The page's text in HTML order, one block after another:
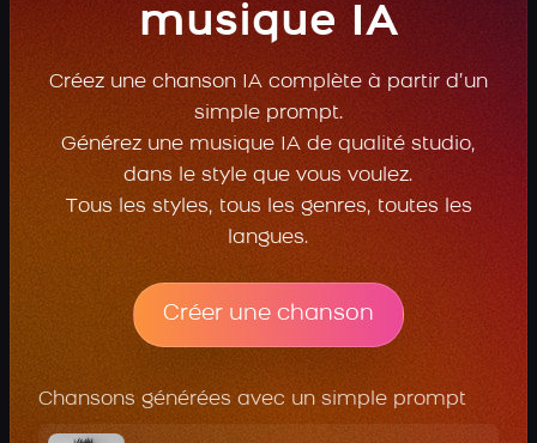
musique IA
Créez une chanson IA complète à partir d’un
simple prompt.
Générez une musique IA de qualité studio,
dans le style que vous voulez.
Tous les styles, tous les genres, toutes les
langues.
Créer une chanson
Chansons générées avec un simple prompt